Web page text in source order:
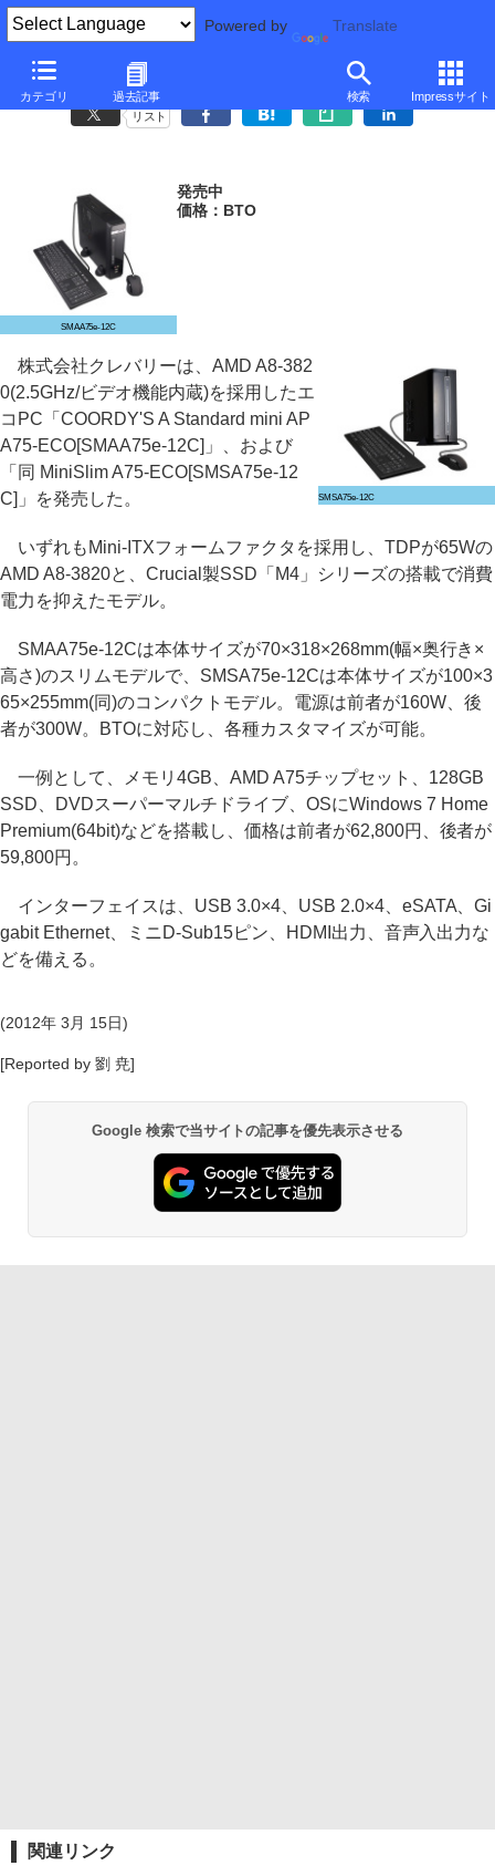
Powered by Translate
カテゴリ 過去記事 検索 Impressサイト
クレバリー、AMD A8-3820搭載のエコPC
リスト
SMAA75e-12C
発売中
価格：BTO
SMSA75e-12C
株式会社クレバリーは、AMD A8-382
0(2.5GHz/ビデオ機能内蔵)を採用したエ
コPC「COORDY'S A Standard mini AP
A75-ECO[SMAA75e-12C]」、および
「同 MiniSlim A75-ECO[SMSA75e-12
C]」を発売した。
いずれもMini-ITXフォームファクタを採用し、TDPが65Wの
AMD A8-3820と、Crucial製SSD「M4」シリーズの搭載で消費
電力を抑えたモデル。
SMAA75e-12Cは本体サイズが70×318×268mm(幅×奥行き×
高さ)のスリムモデルで、SMSA75e-12Cは本体サイズが100×3
65×255mm(同)のコンパクトモデル。電源は前者が160W、後
者が300W。BTOに対応し、各種カスタマイズが可能。
一例として、メモリ4GB、AMD A75チップセット、128GB
SSD、DVDスーパーマルチドライブ、OSにWindows 7 Home
Premium(64bit)などを搭載し、価格は前者が62,800円、後者が
59,800円。
インターフェイスは、USB 3.0×4、USB 2.0×4、eSATA、Gi
gabit Ethernet、ミニD-Sub15ピン、HDMI出力、音声入出力な
どを備える。
(2012年 3月 15日)
[Reported by 劉 尭]
Google 検索で当サイトの記事を優先表示させる
関連リンク